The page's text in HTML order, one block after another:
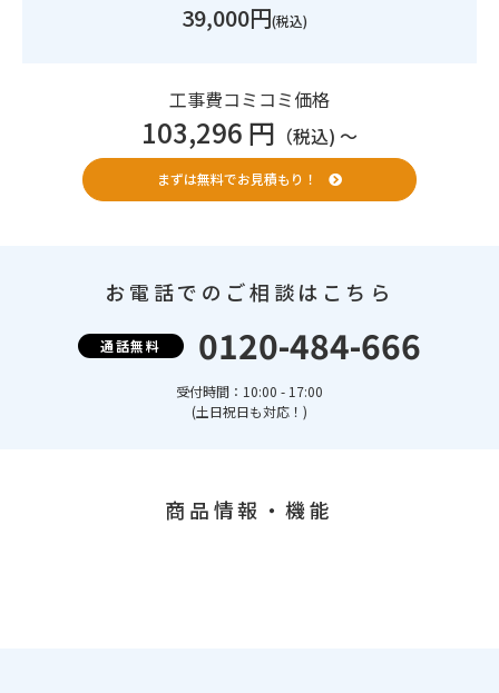
39,000円(税込)
工事費コミコミ価格
103,296 円 （税込) 〜
まずは無料でお見積もり！
お電話でのご相談はこちら
通話無料 0120-484-666
受付時間：10:00 - 17:00
(土日祝日も対応！)
商品情報・機能